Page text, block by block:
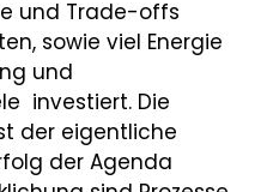
und Trade-offs
sowie viel Energie
und
investiert. Die
der eigentliche
der Agenda